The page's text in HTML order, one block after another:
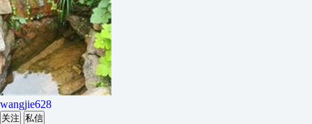
wangjie628
关注 私信